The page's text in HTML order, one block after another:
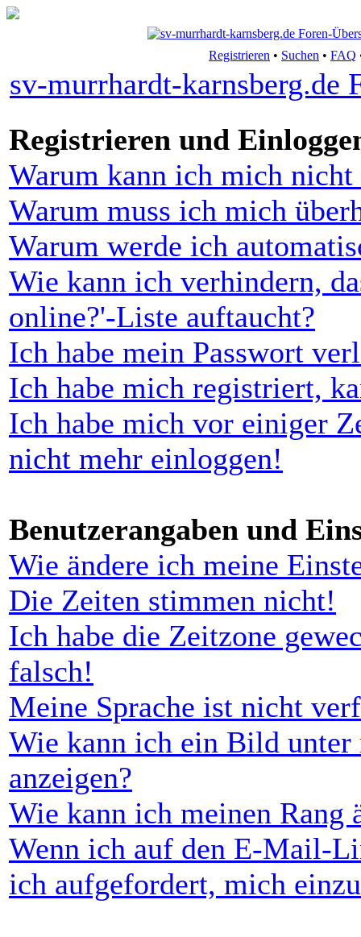
Registrieren • Suchen • FAQ
sv-murrhardt-karnsberg.de
Registrieren und
Warum kann ich mich nicht
Warum muss ich mich
Warum werde ich
Wie kann ich verhindern,
online?'-Liste auftaucht?
Ich habe mein Passwort
Ich habe mich registriert,
Ich habe mich vor einiger
nicht mehr einloggen!
Benutzerangaben und
Wie ändere ich meine
Die Zeiten stimmen nicht!
Ich habe die Zeitzone
falsch!
Meine Sprache ist nicht
Wie kann ich ein Bild unter
anzeigen?
Wie kann ich meinen Rang
Wenn ich auf den E-Mail-
ich aufgefordert, mich